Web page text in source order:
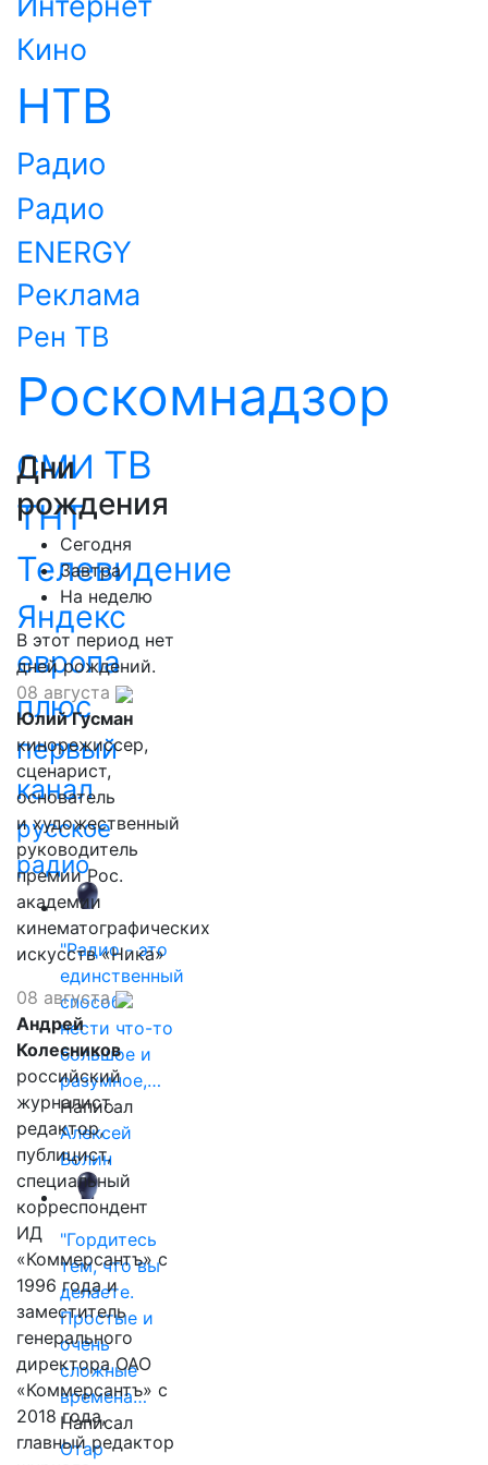
Кино
НТВ
Радио
Радио
ENERGY
Реклама
Рен ТВ
Роскомнадзор
СМИ ТВ
ТНТ
Телевидение
Яндекс
европа
плюс
первый
канал
русское
радио
"Радио - это
единственный
способ
нести что-то
большое и
разумное,…
Написал
Алексей
Волин
"Гордитесь
тем, что вы
делаете.
Простые и
очень
сложные
времена…
Написал
Отар
Дни
рождения
Сегодня
Завтра
На неделю
В этот период нет
дней рождений.
08 августа
Юлий Гусман
кинорежиссер,
сценарист,
основатель
и художественный
руководитель
премии Рос.
академии
кинематографических
искусств «Ника»
08 августа
Андрей
Колесников
российский
журналист,
редактор,
публицист,
специальный
корреспондент
ИД
«Коммерсантъ» с
1996 года и
заместитель
генерального
директора ОАО
«Коммерсантъ» с
2018 года,
главный редактор